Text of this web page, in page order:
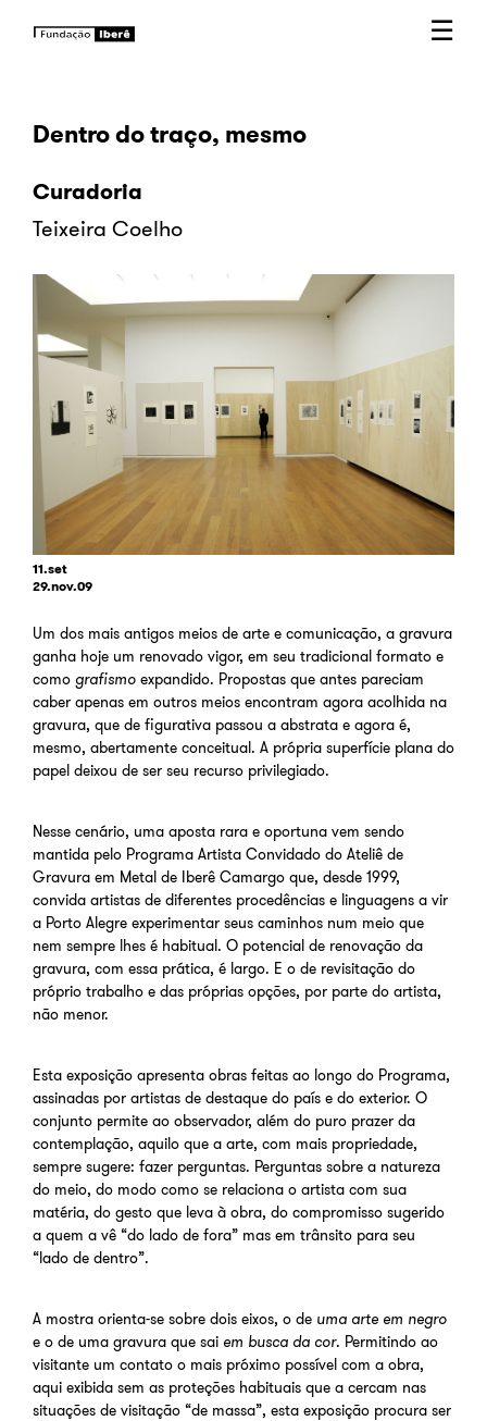
☰
Dentro do traço, mesmo
Curadoria
Teixeira Coelho
11.set
29.nov.09
Um dos mais antigos meios de arte e comunicação, a gravura
ganha hoje um renovado vigor, em seu tradicional formato e
como grafismo expandido. Propostas que antes pareciam
caber apenas em outros meios encontram agora acolhida na
gravura, que de figurativa passou a abstrata e agora é,
mesmo, abertamente conceitual. A própria superfície plana do
papel deixou de ser seu recurso privilegiado.
Nesse cenário, uma aposta rara e oportuna vem sendo
mantida pelo Programa Artista Convidado do Ateliê de
Gravura em Metal de Iberê Camargo que, desde 1999,
convida artistas de diferentes procedências e linguagens a vir
a Porto Alegre experimentar seus caminhos num meio que
nem sempre lhes é habitual. O potencial de renovação da
gravura, com essa prática, é largo. E o de revisitação do
próprio trabalho e das próprias opções, por parte do artista,
não menor.
Esta exposição apresenta obras feitas ao longo do Programa,
assinadas por artistas de destaque do país e do exterior. O
conjunto permite ao observador, além do puro prazer da
contemplação, aquilo que a arte, com mais propriedade,
sempre sugere: fazer perguntas. Perguntas sobre a natureza
do meio, do modo como se relaciona o artista com sua
matéria, do gesto que leva à obra, do compromisso sugerido
a quem a vê “do lado de fora” mas em trânsito para seu
“lado de dentro”.
A mostra orienta-se sobre dois eixos, o de uma arte em negro
e o de uma gravura que sai em busca da cor. Permitindo ao
visitante um contato o mais próximo possível com a obra,
aqui exibida sem as proteções habituais que a cercam nas
situações de visitação “de massa”, esta exposição procura ser